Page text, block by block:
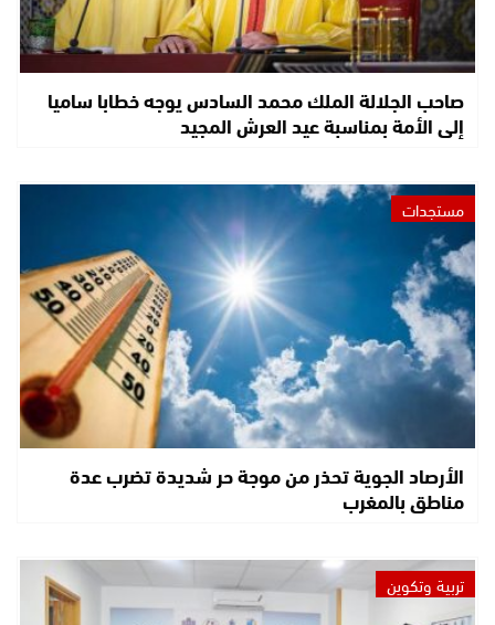
صاحب الجلالة الملك محمد السادس يوجه خطابا ساميا
إلى الأمة بمناسبة عيد العرش المجيد
مستجدات
الأرصاد الجوية تحذر من موجة حر شديدة تضرب عدة
مناطق بالمغرب
تربية وتكوين